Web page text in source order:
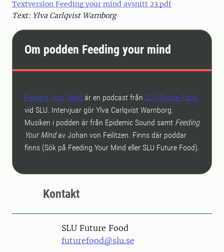
Textversion Feeding your mind avsnitt 23.pdf
Text: Ylva Carlqvist Warnborg
Om podden Feeding your mind
Feeding Your Mind är en podcast från SLU Future Food
vid SLU. Intervjuar gör Ylva Carlqvist Warnborg.
Musiken i podden är från Epidemic Sound samt Feeding
Your Mindav Johan von Feilitzen. Finns där poddar
finns (Sök på Feeding Your Mind eller SLU Future Food).
Kontakt
SLU Future Food
futurefood@slu.se